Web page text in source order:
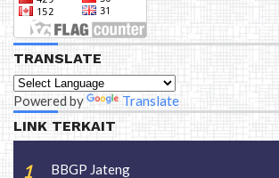
TRANSLATE
Powered by Translate
LINK TERKAIT
BBGP Jateng